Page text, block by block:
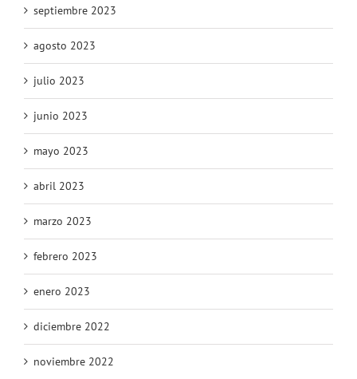
septiembre 2023
agosto 2023
julio 2023
junio 2023
mayo 2023
abril 2023
marzo 2023
febrero 2023
enero 2023
diciembre 2022
noviembre 2022